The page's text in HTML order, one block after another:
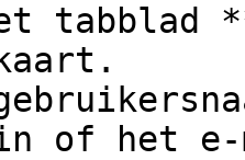
tabblad
of het e-